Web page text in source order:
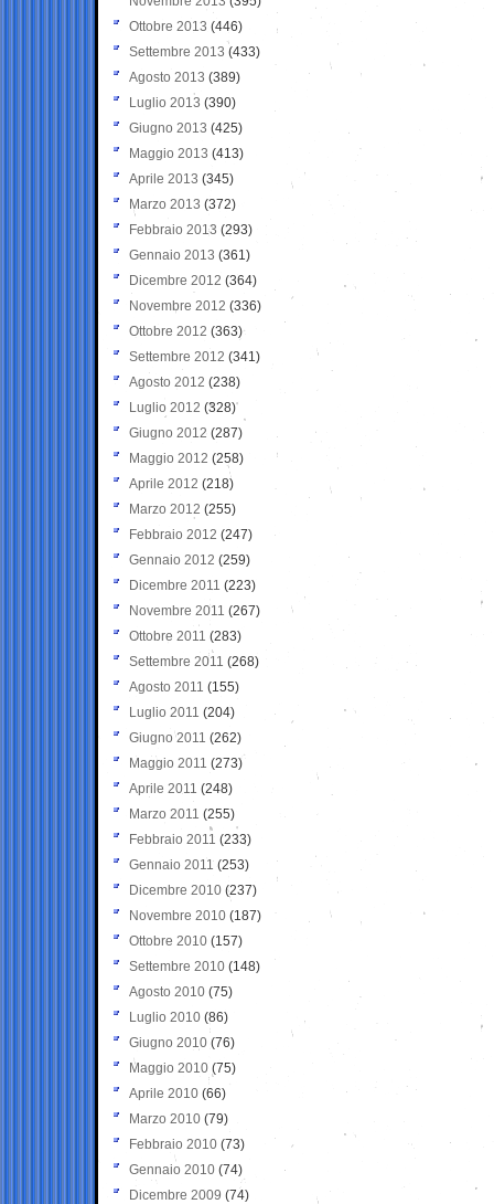
Ottobre 2013 (446)
Settembre 2013 (433)
Agosto 2013 (389)
Luglio 2013 (390)
Giugno 2013 (425)
Maggio 2013 (413)
Aprile 2013 (345)
Marzo 2013 (372)
Febbraio 2013 (293)
Gennaio 2013 (361)
Dicembre 2012 (364)
Novembre 2012 (336)
Ottobre 2012 (363)
Settembre 2012 (341)
Agosto 2012 (238)
Luglio 2012 (328)
Giugno 2012 (287)
Maggio 2012 (258)
Aprile 2012 (218)
Marzo 2012 (255)
Febbraio 2012 (247)
Gennaio 2012 (259)
Dicembre 2011 (223)
Novembre 2011 (267)
Ottobre 2011 (283)
Settembre 2011 (268)
Agosto 2011 (155)
Luglio 2011 (204)
Giugno 2011 (262)
Maggio 2011 (273)
Aprile 2011 (248)
Marzo 2011 (255)
Febbraio 2011 (233)
Gennaio 2011 (253)
Dicembre 2010 (237)
Novembre 2010 (187)
Ottobre 2010 (157)
Settembre 2010 (148)
Agosto 2010 (75)
Luglio 2010 (86)
Giugno 2010 (76)
Maggio 2010 (75)
Aprile 2010 (66)
Marzo 2010 (79)
Febbraio 2010 (73)
Gennaio 2010 (74)
Dicembre 2009 (74)